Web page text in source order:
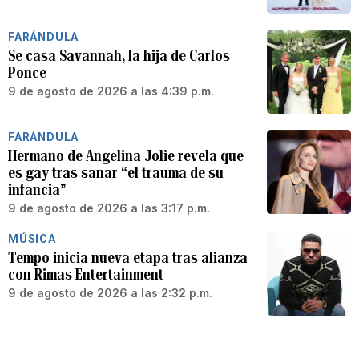
FARÁNDULA
Se casa Savannah, la hija de Carlos
Ponce
9 de agosto de 2026 a las 4:39 p.m.
FARÁNDULA
Hermano de Angelina Jolie revela que
es gay tras sanar “el trauma de su
infancia”
9 de agosto de 2026 a las 3:17 p.m.
MÚSICA
Tempo inicia nueva etapa tras alianza
con Rimas Entertainment
9 de agosto de 2026 a las 2:32 p.m.